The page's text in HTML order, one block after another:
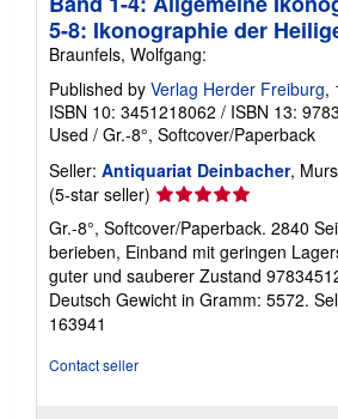
5-8: Ikonographie der
Braunfels, Wolfgang:
Published by Verlag Herder Freiburg,
ISBN 10: 3451218062 / ISBN 13:
Used / Gr.-8°, Softcover/Paperback
Seller: Antiquariat Deinbacher,
(5-star seller) Seller
rating
5
out
of
5
Gr.-8°, Softcover/Paperback. 2840
berieben, Einband mit geringen
guter und sauberer Zustand
Deutsch Gewicht in Gramm: 5572.
163941
Contact seller